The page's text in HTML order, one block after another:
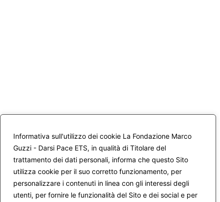
Informativa sull'utilizzo dei cookie La Fondazione Marco
Guzzi - Darsi Pace ETS, in qualità di Titolare del
trattamento dei dati personali, informa che questo Sito
utilizza cookie per il suo corretto funzionamento, per
personalizzare i contenuti in linea con gli interessi degli
utenti, per fornire le funzionalità del Sito e dei social e per